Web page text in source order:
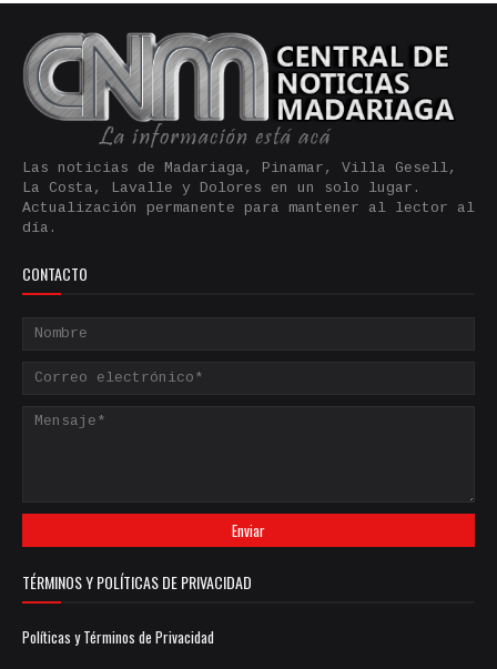
Las noticias de Madariaga, Pinamar, Villa Gesell,
La Costa, Lavalle y Dolores en un solo lugar.
Actualización permanente para mantener al lector al
día.
CONTACTO
TÉRMINOS Y POLÍTICAS DE PRIVACIDAD
Políticas y Términos de Privacidad